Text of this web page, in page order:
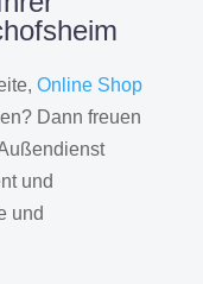
Online Shop
Dann freuen
und
und